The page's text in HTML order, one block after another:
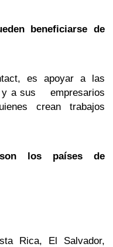
beneficiarse de
es apoyar a las
y a sus empresarios
crean trabajos
son los países de
Rica, El Salvador,